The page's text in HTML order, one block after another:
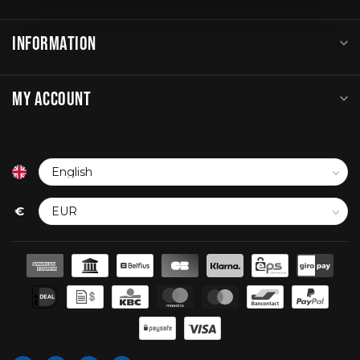
INFORMATION
MY ACCOUNT
€